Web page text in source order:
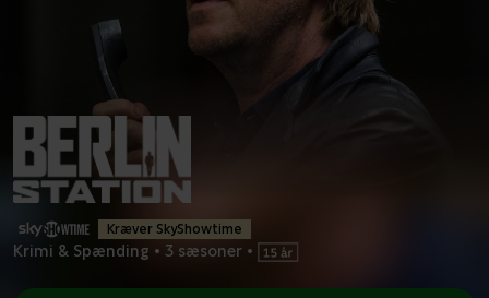
Kræver SkyShowtime
Krimi & Spænding • 3 sæsoner •